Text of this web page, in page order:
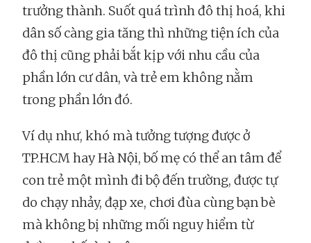
trưởng thành. Suốt quá trình đô thị hoá, khi
dân số càng gia tăng thì những tiện ích của
đô thị cũng phải bắt kịp với nhu cầu của
phần lớn cư dân, và trẻ em không nằm
trong phần lớn đó.
Ví dụ như, khó mà tưởng tượng được ở
TP.HCM hay Hà Nội, bố mẹ có thể an tâm để
con trẻ một mình đi bộ đến trường, được tự
do chạy nhảy, đạp xe, chơi đùa cùng bạn bè
mà không bị những mối nguy hiểm từ